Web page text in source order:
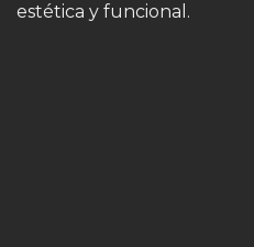
estética y funcional.